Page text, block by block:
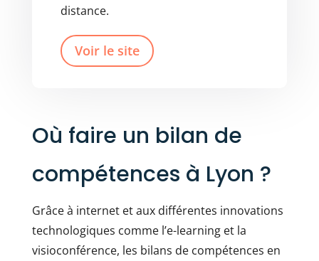
distance.
Voir le site
Où faire un bilan de
compétences à Lyon ?
Grâce à internet et aux différentes innovations
technologiques comme l’e-learning et la
visioconférence, les bilans de compétences en